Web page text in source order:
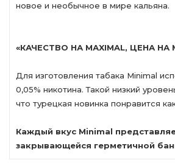
новое и необычное в мире кальяна.
«КАЧЕСТВО НА МАXIMAL, ЦЕНА НА
Для изготовления табака Minimal
0,05% никотина. Такой низкий
что турецкая новинка понравится
Каждый вкус Minimal
закрывающейся герметичной